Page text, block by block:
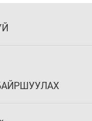
14 цаг 00 мин